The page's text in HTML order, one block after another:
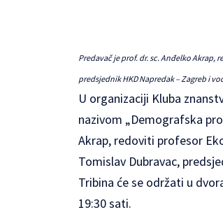
Predavač je prof. dr. sc. Anđelko Akrap,
predsjednik HKD Napredak – Zagreb i
U organizaciji Kluba
nazivom „Demografska
Akrap, redoviti profesor
Tomislav Dubravac,
Tribina će se održati u
19:30 sati.